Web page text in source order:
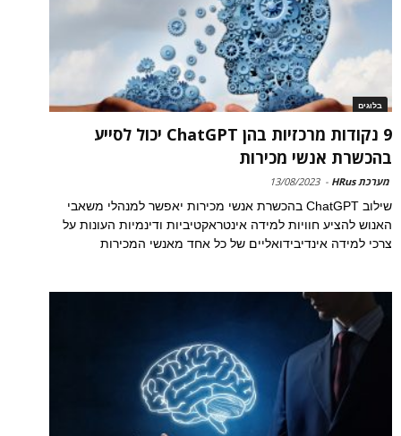
בלוגים
9 נקודות מרכזיות בהן ChatGPT יכול לסייע
בהכשרת אנשי מכירות
מערכת HRus -
13/08/2023
שילוב ChatGPT בהכשרת אנשי מכירות יאפשר למנהלי משאבי
האנוש להציע חוויות למידה אינטראקטיביות ודינמיות העונות על
צרכי למידה אינדיבידואליים של כל אחד מאנשי המכירות